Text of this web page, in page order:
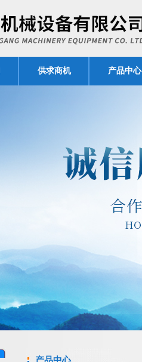
供求商机 产品中心